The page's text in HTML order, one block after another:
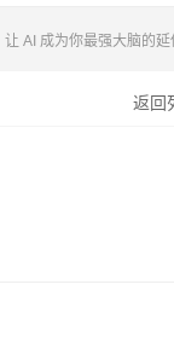
让 AI 成为你最强大脑的延
返回